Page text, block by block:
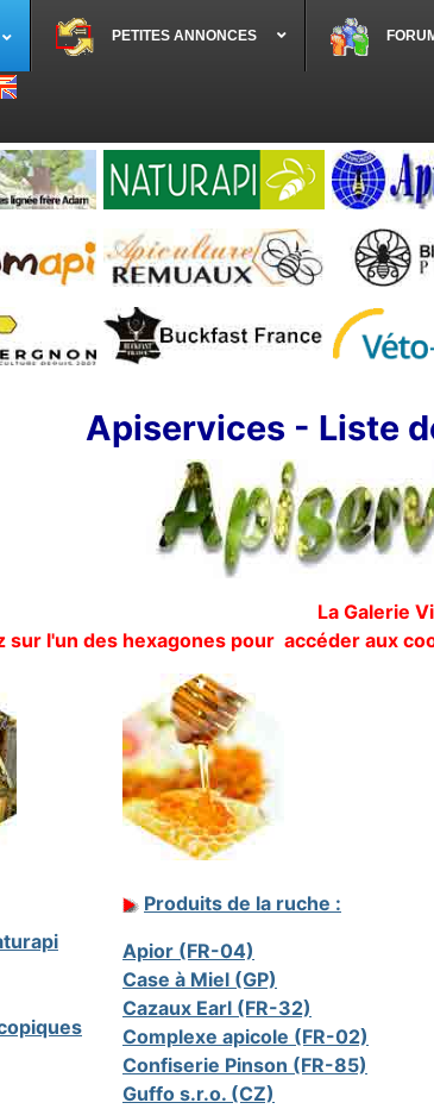
PETITES ANNONCES
langue
Apiservices - Liste
La Galerie
sur l'un des hexagones pour accéder aux
Produits de la ruche :
Apior (FR-04)
Case à Miel (GP)
Cazaux Earl (FR-32)
Complexe apicole (FR-02)
Confiserie Pinson (FR-85)
Guffo s.r.o. (CZ)